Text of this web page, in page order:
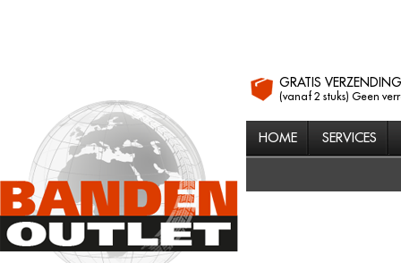
GRATIS VERZENDING
(vanaf 2 stuks) Geen
HOME SERVICES